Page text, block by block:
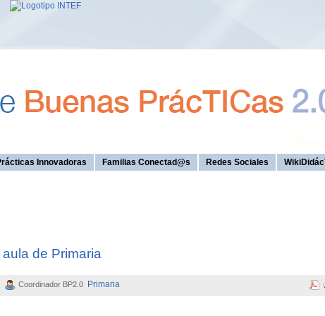
Innovadoras Familias Conectad@s Redes Sociales
de Primaria
Coordinador BP2.0 Primaria